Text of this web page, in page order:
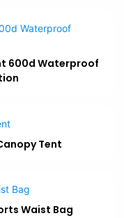
600d Waterproof
Tent
Waist Bag